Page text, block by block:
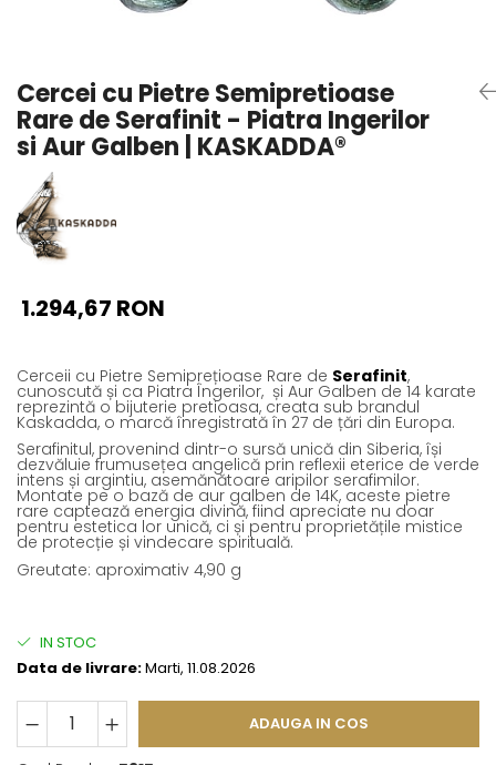
Seturi Perle cu Argint
Pandantive cu Perle
Brose cu Perle
Cercei cu Pietre Semipretioase
Rare de Serafinit - Piatra Ingerilor
si Aur Galben | KASKADDA®
1.294,67 RON
Cerceii cu Pietre Semiprețioase Rare de Serafinit,
cunoscută și ca Piatra Îngerilor, și Aur Galben de 14 karate
reprezintă o bijuterie pretioasa, creata sub brandul
Kaskadda, o marcă înregistrată în 27 de țări din Europa.
Serafinitul, provenind dintr-o sursă unică din Siberia, își
dezvăluie frumusețea angelică prin reflexii eterice de verde
intens și argintiu, asemănătoare aripilor serafimilor.
Montate pe o bază de aur galben de 14K, aceste pietre
rare captează energia divină, fiind apreciate nu doar
pentru estetica lor unică, ci și pentru proprietățile mistice
de protecție și vindecare spirituală.
Greutate: aproximativ 4,90 g
IN STOC
Data de livrare:Marti, 11.08.2026
ADAUGA IN COS